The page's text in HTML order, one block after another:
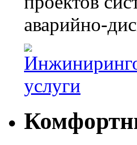
аварийно-